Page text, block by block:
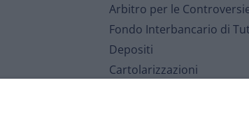
Arbitro per le
Fondo Interbancario di
Depositi
Cartolarizzazioni